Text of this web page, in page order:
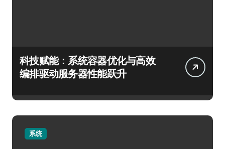
科技赋能：系统容器优化与高效
编排驱动服务器性能跃升
系统